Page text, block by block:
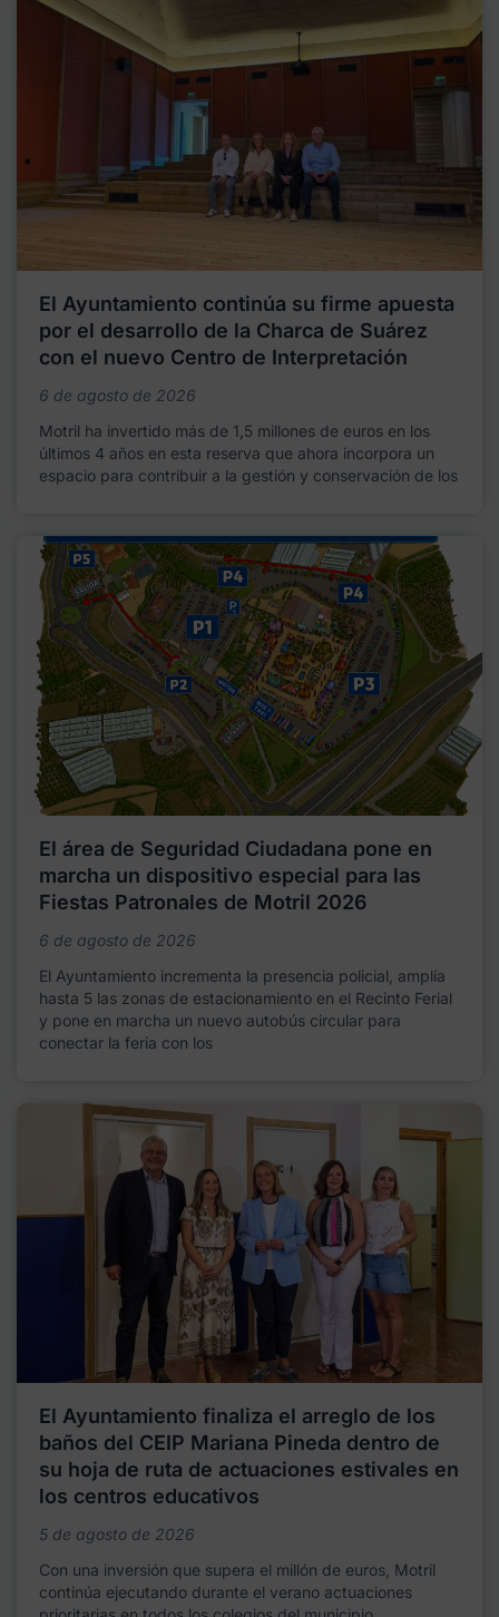
El Ayuntamiento continúa su firme apuesta
por el desarrollo de la Charca de Suárez
con el nuevo Centro de Interpretación
6 de agosto de 2026
Motril ha invertido más de 1,5 millones de euros en los
últimos 4 años en esta reserva que ahora incorpora un
espacio para contribuir a la gestión y conservación de los
El área de Seguridad Ciudadana pone en
marcha un dispositivo especial para las
Fiestas Patronales de Motril 2026
6 de agosto de 2026
El Ayuntamiento incrementa la presencia policial, amplía
hasta 5 las zonas de estacionamiento en el Recinto Ferial
y pone en marcha un nuevo autobús circular para
conectar la feria con los
El Ayuntamiento finaliza el arreglo de los
baños del CEIP Mariana Pineda dentro de
su hoja de ruta de actuaciones estivales en
los centros educativos
5 de agosto de 2026
Con una inversión que supera el millón de euros, Motril
continúa ejecutando durante el verano actuaciones